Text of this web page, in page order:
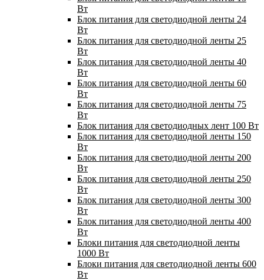
Вт
Блок питания для светодиодной ленты 24
Вт
Блок питания для светодиодной ленты 25
Вт
Блок питания для светодиодной ленты 40
Вт
Блок питания для светодиодной ленты 60
Вт
Блок питания для светодиодной ленты 75
Вт
Блок питания для светодиодных лент 100 Вт
Блок питания для светодиодной ленты 150
Вт
Блок питания для светодиодной ленты 200
Вт
Блок питания для светодиодной ленты 250
Вт
Блок питания для светодиодной ленты 300
Вт
Блок питания для светодиодной ленты 400
Вт
Блоки питания для светодиодной ленты
1000 Вт
Блоки питания для светодиодной ленты 600
Вт